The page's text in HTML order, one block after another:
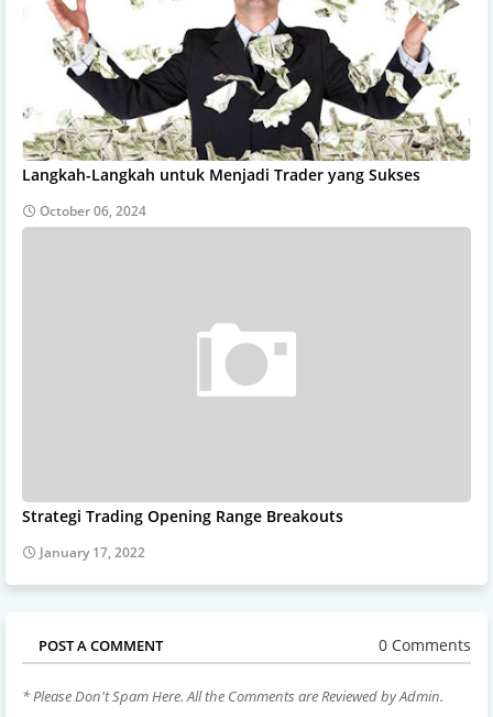
Langkah-Langkah untuk Menjadi Trader yang Sukses
October 06, 2024
Strategi Trading Opening Range Breakouts
January 17, 2022
POST A COMMENT 0 Comments
* Please Don't Spam Here. All the Comments are Reviewed by Admin.